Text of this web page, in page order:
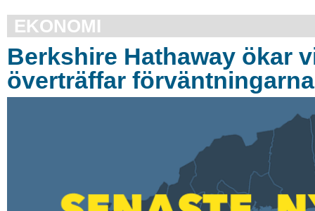
EKONOMI
Berkshire Hathaway ökar
överträffar förväntningarna